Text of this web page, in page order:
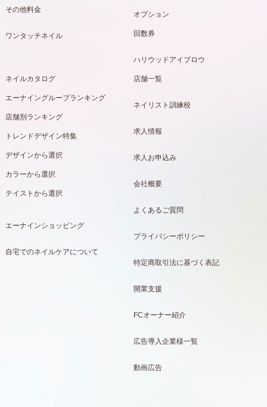
その他料金
ワンタッチネイル
オプション
回数券
ハリウッドアイブロウ
ネイルカタログ
エーナイングループランキング
店舗別ランキング
トレンドデザイン特集
デザインから選択
カラーから選択
テイストから選択
エーナインショッピング
自宅でのネイルケアについて
店舗一覧
ネイリスト訓練校
求人情報
求人お申込み
会社概要
よくあるご質問
プライバシーポリシー
特定商取引法に基づく表記
開業支援
FCオーナー紹介
広告導入企業様一覧
動画広告